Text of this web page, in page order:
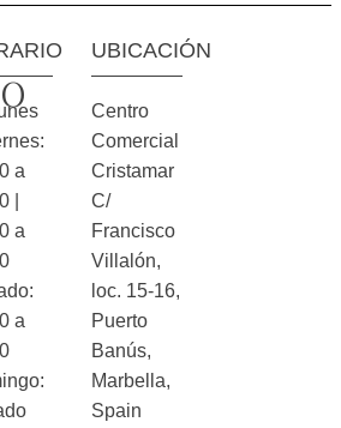
a
|
a
a
UBICACIÓN
Centro
Comercial
Cristamar
C/
Francisco
Villalón,
loc. 15-16,
Puerto
Banús,
Marbella,
Spain